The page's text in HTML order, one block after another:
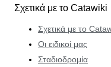
Σχετικά με το Catawiki
Σχετικά με το
Οι ειδικοί μας
Σταδιοδρομία